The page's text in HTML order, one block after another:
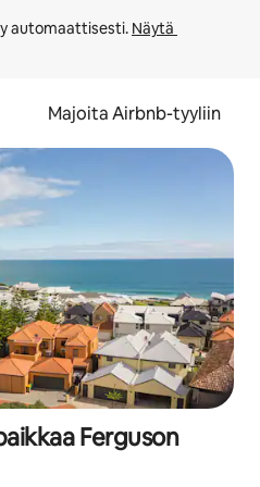
automaattisesti. Näytä
Majoita Airbnb-tyyliin
Ferguson